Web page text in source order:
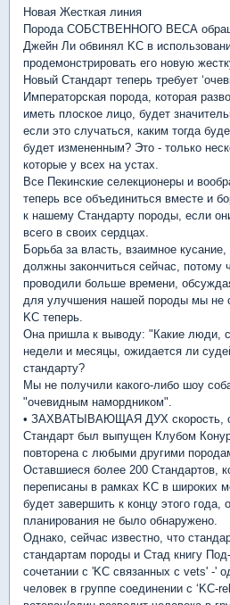
Новая Жесткая линия
Порода СОБСТВЕННОГО ВЕСА
Джейн Ли обвинял KC в
продемонстрировать его новую
Новый Стандарт теперь требует
Императорская порода, которая
иметь плоское лицо, будет
если это случаться, каким тогда
будет измененным? Это - только
которые у всех на устах.
Все Пекинские селекционеры и
теперь все объединиться вместе и
к нашему Стандарту породы, если
всего в своих сердцах.
Борьба за власть, взаимное кусание,
должны закончиться сейчас,
проводили больше времени,
для улучшения нашей породы мы не
KC теперь.
Она пришла к выводу: "Какие люди,
недели и месяцы, ожидается ли
стандарту?
Мы не получили какого-либо шоу
"очевидным намордником".
• ЗАХВАТЫВАЮЩАЯ ДУХ скорость, с
Стандарт был выпущен Клубом
повторена с любыми другими
Оставшиеся более 200 Стандартов,
переписаны в рамках KC в широких
будет завершить к концу этого года,
планирования не было обнаружено.
Однако, сейчас известно, что
стандартам породы и Стад книгу
сочетании с 'KC связанных с vets' -'
человек в группе соединении с ‘KC-